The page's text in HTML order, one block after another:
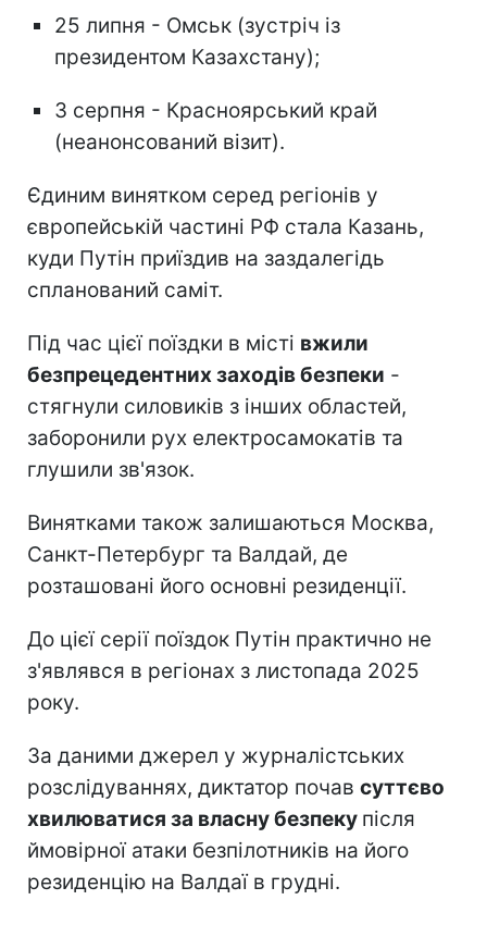
25 липня - Омськ (зустріч із
президентом Казахстану);
3 серпня - Красноярський край
(неанонсований візит).
Єдиним винятком серед регіонів у
європейській частині РФ стала Казань,
куди Путін приїздив на заздалегідь
спланований саміт.
Під час цієї поїздки в місті вжили
безпрецедентних заходів безпеки -
стягнули силовиків з інших областей,
заборонили рух електросамокатів та
глушили зв'язок.
Винятками також залишаються Москва,
Санкт-Петербург та Валдай, де
розташовані його основні резиденції.
До цієї серії поїздок Путін практично не
з'являвся в регіонах з листопада 2025
року.
За даними джерел у журналістських
розслідуваннях, диктатор почав суттєво
хвилюватися за власну безпеку після
ймовірної атаки безпілотників на його
резиденцію на Валдаї в грудні.